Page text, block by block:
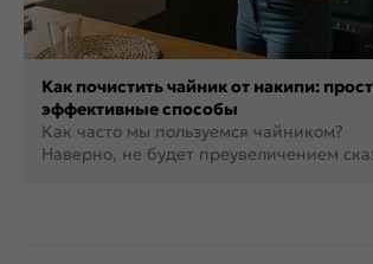
Как почистить чайник от накипи:
эффективные способы
Как часто мы пользуемся чайником?
Наверно, не будет преувеличением